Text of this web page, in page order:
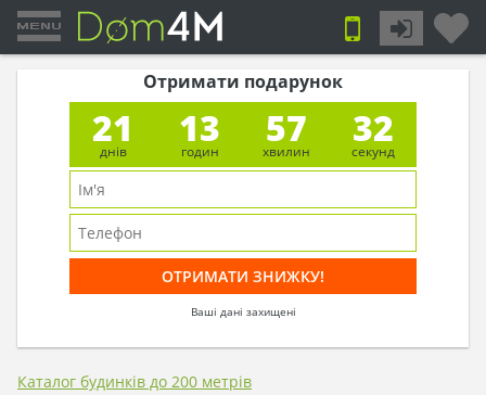
Отримати подарунок
21
днів
13
годин
57
хвилин
31
секунд
Ваші дані захищені
Каталог будинків до 200 метрів